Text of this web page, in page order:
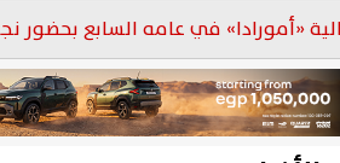
في عامه السابع بحضور نجوم...